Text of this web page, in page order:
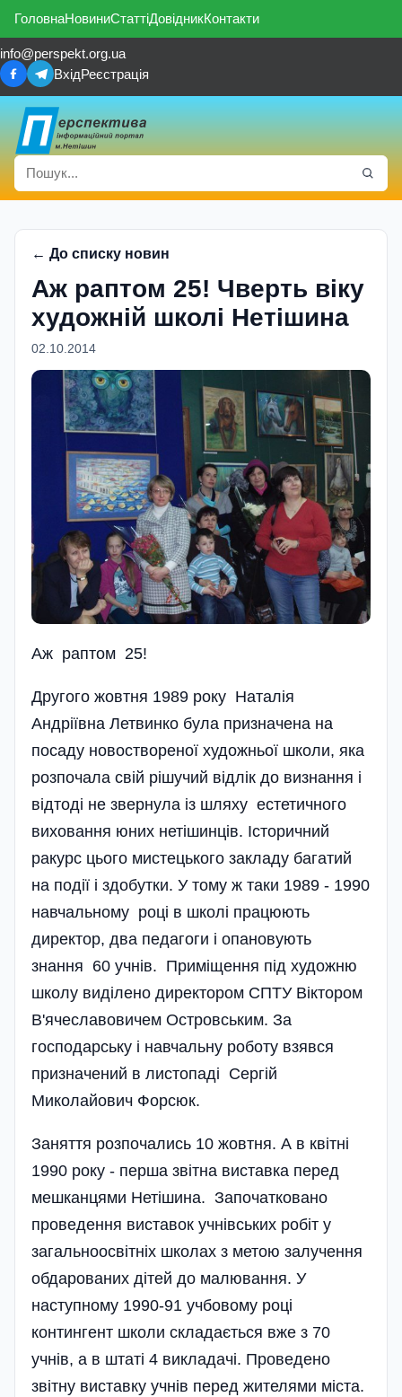
ГоловнаНовиниСтаттіДовідникКонтакти
info@perspekt.org.ua
ВхідРеєстрація
← До списку новин
Аж раптом 25! Чверть віку
художній школі Нетішина
02.10.2014
Аж раптом 25!
Другого жовтня 1989 року Наталія
Андріївна Летвинко була призначена на
посаду новоствореної художньої школи, яка
розпочала свій рішучий відлік до визнання і
відтоді не звернула із шляху естетичного
виховання юних нетішинців. Історичний
ракурс цього мистецького закладу багатий
на події і здобутки. У тому ж таки 1989 - 1990
навчальному році в школі працюють
директор, два педагоги і опановують
знання 60 учнів. Приміщення під художню
школу виділено директором СПТУ Віктором
В'ячеславовичем Островським. За
господарську і навчальну роботу взявся
призначений в листопаді Сергій
Миколайович Форсюк.
Заняття розпочались 10 жовтня. А в квітні
1990 року - перша звітна виставка перед
мешканцями Нетішина. Започатковано
проведення виставок учнівських робіт у
загальноосвітніх школах з метою залучення
обдарованих дітей до малювання. У
наступному 1990-91 учбовому році
контингент школи складається вже з 70
учнів, а в штаті 4 викладачі. Проведено
звітну виставку учнів перед жителями міста.